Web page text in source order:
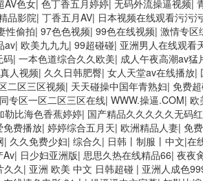
AV色女| 色丁香五月婷婷| 无码外流操逼视频|
品影院| 丁香五月AV| 日本视频在线观看污污污
性偷拍| 97色色视频| 99色在线视频| 激情专区
av| 欧美九九九| 99超碰碰| 亚洲男人在线观看
码| 一本色道综合久久欧美| 成人午夜高潮av猛
人视频| 久久日韩肥臀| 女人天堂av在线播放|
二区三区视频| 天天碰操中国年青熟妇| 免费
专区一区二区三区在线| WWW.操逼.COM| 欧
勒比海色香蕉婷婷| 国产精品久久久久久无码
免费播放| 婷婷综合五月天| 欧洲精品人妻| 免
| 久久免费少妇| 综合久| 日韩丨制服丨中文|在
Av| 日少妇亚洲版| 思思久热在线精品66| 夜夜
久久| 亚洲 欧美 中文 日韩超碰 | 亚洲人成色